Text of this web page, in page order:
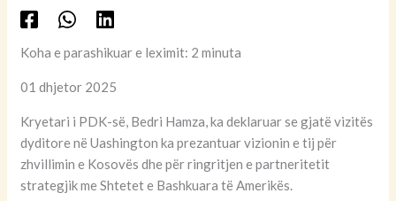
Koha e parashikuar e leximit: 2 minuta
01 dhjetor 2025
Kryetari i PDK-së, Bedri Hamza, ka deklaruar se gjatë vizitës
dyditore në Uashington ka prezantuar vizionin e tij për
zhvillimin e Kosovës dhe për ringritjen e partneritetit
strategjik me Shtetet e Bashkuara të Amerikës.